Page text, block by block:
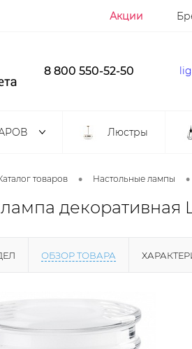
Акции
8 800 550-52-50
Люстры
товаров • Настольные лампы •
декоративная
ОБЗОР ТОВАРА